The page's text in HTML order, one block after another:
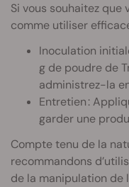
Si vous souhaitez
comme utiliser
Inoculation
g de poudre de
administrez-la
Entretien :
garder une
Compte tenu de la
recommandons
de la manipulation de